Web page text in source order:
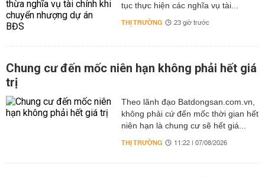
tục thực hiện các nghĩa vụ tài...
THỊ TRƯỜNG 23 giờ trước
Chung cư đến mốc niên hạn không phải hết giá
trị
Theo lãnh đạo Batdongsan.com.vn,
không phải cứ đến mốc thời gian hết
niên hạn là chung cư sẽ hết giá...
THỊ TRƯỜNG 11:22 | 07/08/2026